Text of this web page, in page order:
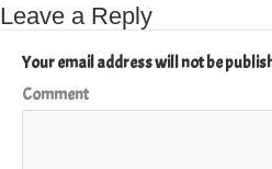
Leave a Reply
Your email address will not be
Comment